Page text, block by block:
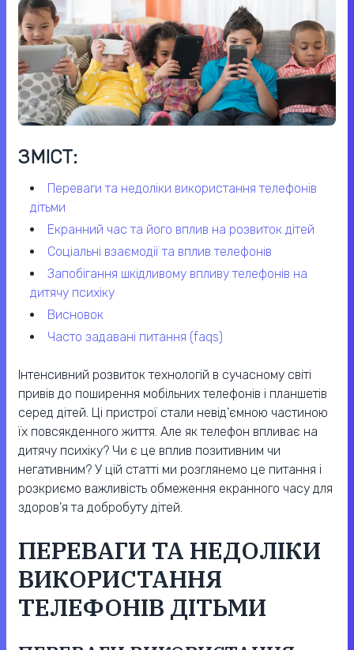
ЗМІСТ:
переваги та недоліки використання телефонів
дітьми
екранний час та його вплив на розвиток дітей
соціальні взаємодії та вплив телефонів
запобігання шкідливому впливу телефонів на
дитячу психіку
висновок
часто задавані питання (faqs)
Інтенсивний розвиток технологій в сучасному світі
привів до поширення мобільних телефонів і планшетів
серед дітей. Ці пристрої стали невід’ємною частиною
їх повсякденного життя. Але як телефон впливає на
дитячу психіку? Чи є це вплив позитивним чи
негативним? У цій статті ми розглянемо це питання і
розкриємо важливість обмеження екранного часу для
здоров’я та добробуту дітей.
ПЕРЕВАГИ ТА НЕДОЛІКИ
ВИКОРИСТАННЯ
ТЕЛЕФОНІВ ДІТЬМИ